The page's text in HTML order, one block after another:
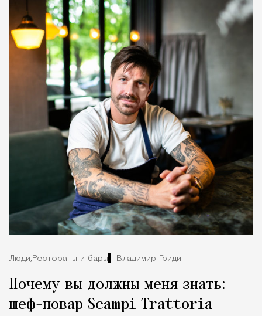
Люди, Рестораны и бары Владимир Гридин
Почему вы должны меня знать:
шеф-повар Scampi Trattoria